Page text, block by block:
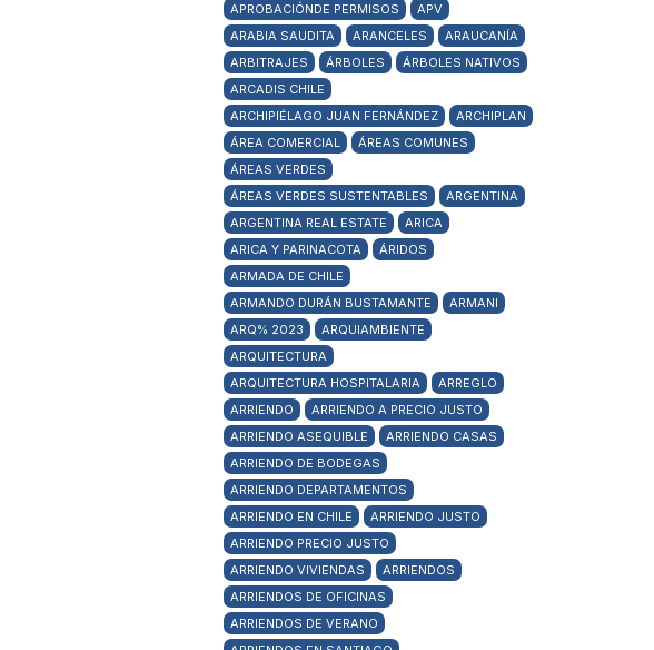
APROBACIÓNDE PERMISOS
APV
ARABIA SAUDITA
ARANCELES
ARAUCANÍA
ARBITRAJES
ÁRBOLES
ÁRBOLES NATIVOS
ARCADIS CHILE
ARCHIPIÉLAGO JUAN FERNÁNDEZ
ARCHIPLAN
ÁREA COMERCIAL
ÁREAS COMUNES
ÁREAS VERDES
ÁREAS VERDES SUSTENTABLES
ARGENTINA
ARGENTINA REAL ESTATE
ARICA
ARICA Y PARINACOTA
ÁRIDOS
ARMADA DE CHILE
ARMANDO DURÁN BUSTAMANTE
ARMANI
ARQ% 2023
ARQUIAMBIENTE
ARQUITECTURA
ARQUITECTURA HOSPITALARIA
ARREGLO
ARRIENDO
ARRIENDO A PRECIO JUSTO
ARRIENDO ASEQUIBLE
ARRIENDO CASAS
ARRIENDO DE BODEGAS
ARRIENDO DEPARTAMENTOS
ARRIENDO EN CHILE
ARRIENDO JUSTO
ARRIENDO PRECIO JUSTO
ARRIENDO VIVIENDAS
ARRIENDOS
ARRIENDOS DE OFICINAS
ARRIENDOS DE VERANO